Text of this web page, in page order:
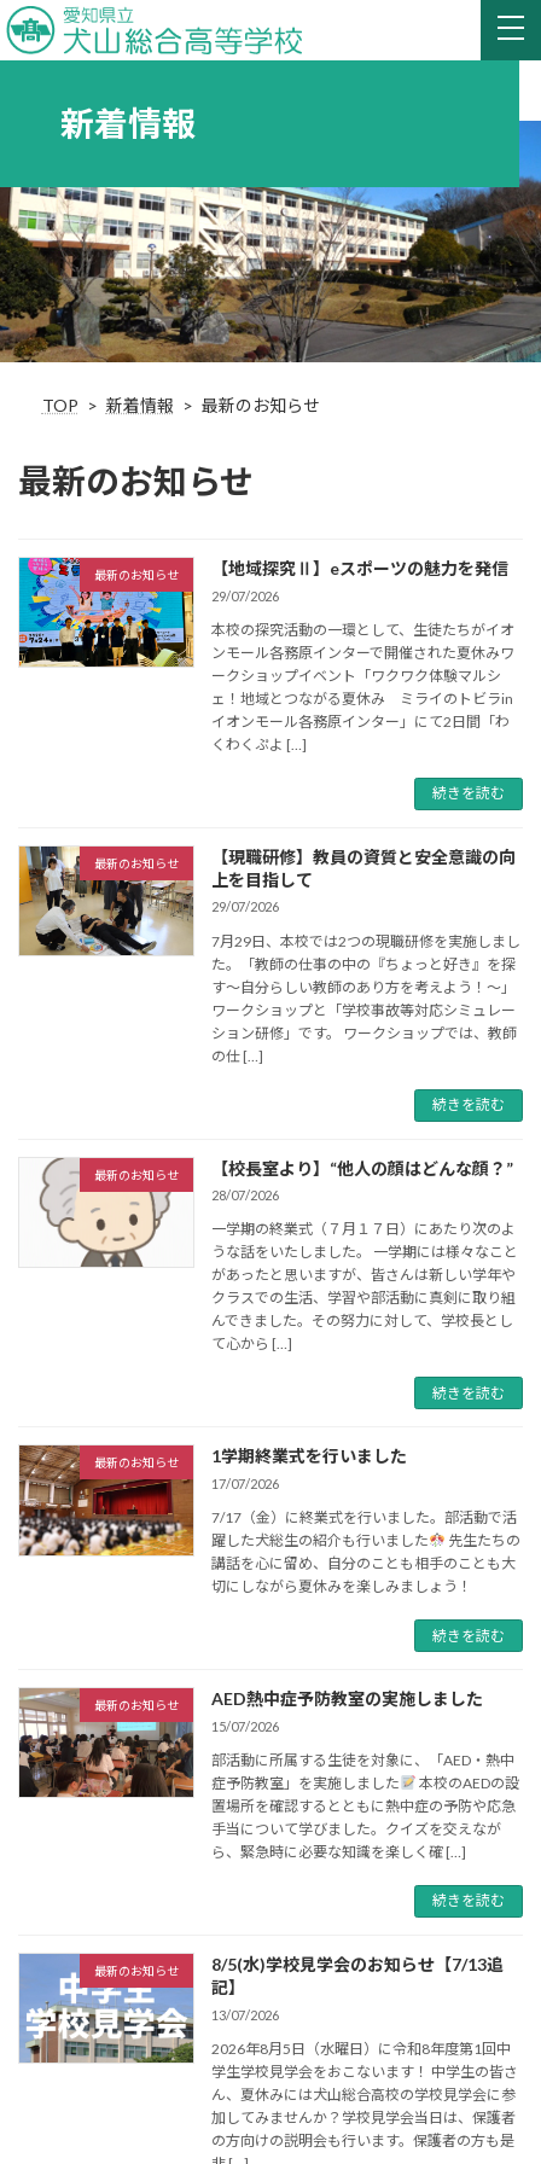
新着情報
TOP 新着情報 最新のお知らせ
最新のお知らせ
最新のお知らせ 【地域探究Ⅱ】eスポーツの魅力を発信
29/07/2026
本校の探究活動の一環として、生徒たちがイオ
ンモール各務原インターで開催された夏休みワ
ークショップイベント「ワクワク体験マルシ
ェ！地域とつながる夏休み ミライのトビラin
イオンモール各務原インター」にて2日間「わ
くわくぷよ […]
続きを読む
最新のお知らせ
【現職研修】教員の資質と安全意識の向
上を目指して
29/07/2026
7月29日、本校では2つの現職研修を実施しまし
た。「教師の仕事の中の『ちょっと好き』を探
す～自分らしい教師のあり方を考えよう！～」
ワークショップと「学校事故等対応シミュレー
ション研修」です。 ワークショップでは、教師
の仕 […]
続きを読む
最新のお知らせ 【校長室より】“他人の顔はどんな顔？”
28/07/2026
一学期の終業式（７月１７日）にあたり次のよ
うな話をいたしました。 一学期には様々なこと
があったと思いますが、皆さんは新しい学年や
クラスでの生活、学習や部活動に真剣に取り組
んできました。その努力に対して、学校長とし
て心から […]
続きを読む
最新のお知らせ 1学期終業式を行いました
17/07/2026
7/17（金）に終業式を行いました。部活動で活
躍した犬総生の紹介も行いました
先生たちの
講話を心に留め、自分のことも相手のことも大
切にしながら夏休みを楽しみましょう！
続きを読む
最新のお知らせ AED熱中症予防教室の実施しました
15/07/2026
部活動に所属する生徒を対象に、「AED・熱中
症予防教室」を実施しました
本校のAEDの設
置場所を確認するとともに熱中症の予防や応急
手当について学びました。クイズを交えなが
ら、緊急時に必要な知識を楽しく確 […]
続きを読む
最新のお知らせ
8/5(水)学校見学会のお知らせ【7/13追
記】
13/07/2026
2026年8月5日（水曜日）に令和8年度第1回中
学生学校見学会をおこないます！ 中学生の皆さ
ん、夏休みには犬山総合高校の学校見学会に参
加してみませんか？学校見学会当日は、保護者
の方向けの説明会も行います。保護者の方も是